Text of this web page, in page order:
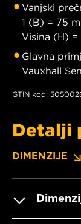
Vanjski
1 (B) = 75
Visina (H) =
Glavna
Vauxhall
GTIN kod:
Detalji
DIMENZIJE